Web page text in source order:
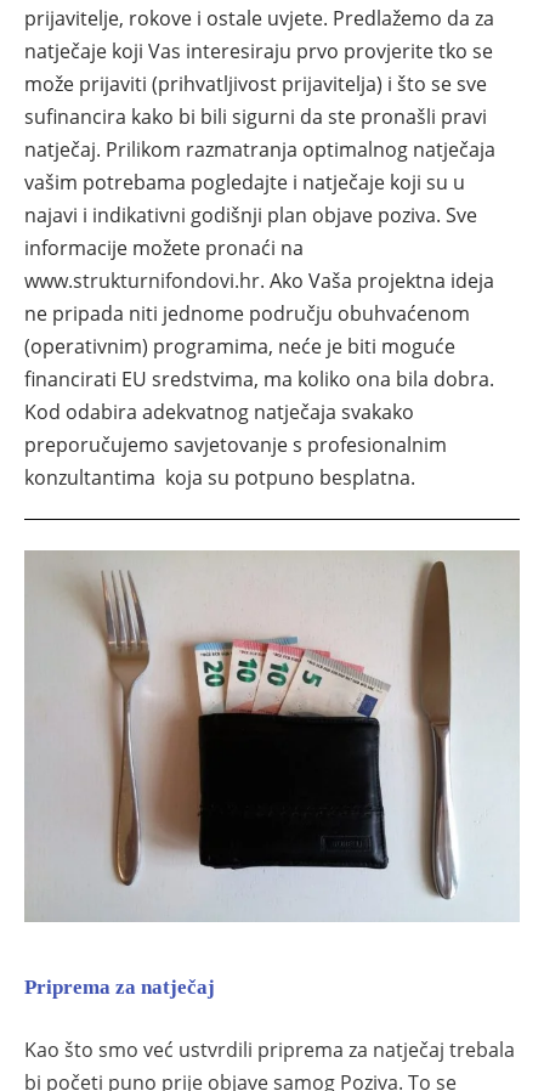
prijavitelje, rokove i ostale uvjete. Predlažemo da za
natječaje koji Vas interesiraju prvo provjerite tko se
može prijaviti (prihvatljivost prijavitelja) i što se sve
sufinancira kako bi bili sigurni da ste pronašli pravi
natječaj. Prilikom razmatranja optimalnog natječaja
vašim potrebama pogledajte i natječaje koji su u
najavi i indikativni godišnji plan objave poziva. Sve
informacije možete pronaći na
www.strukturnifondovi.hr. Ako Vaša projektna ideja
ne pripada niti jednome području obuhvaćenom
(operativnim) programima, neće je biti moguće
financirati EU sredstvima, ma koliko ona bila dobra.
Kod odabira adekvatnog natječaja svakako
preporučujemo savjetovanje s profesionalnim
konzultantima koja su potpuno besplatna.
Priprema za natječaj
Kao što smo već ustvrdili priprema za natječaj trebala
bi početi puno prije objave samog Poziva. To se